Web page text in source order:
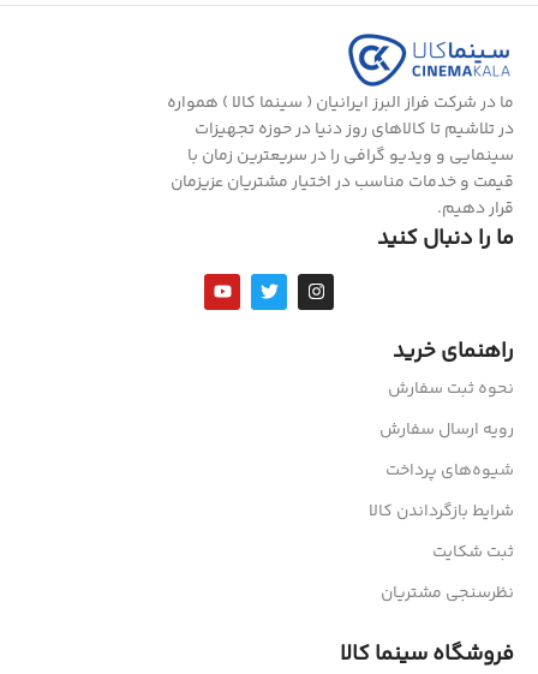
ما در شرکت فراز البرز ایرانیان ( سینما کالا ) همواره
در تلاشیم تا کالاهای روز دنیا در حوزه تجهیزات
سینمایی و ویدیو گرافی را در سریعترین زمان با
قیمت و خدمات مناسب در اختیار مشتریان عزیزمان
قرار دهیم.
ما را دنبال کنید
راهنمای خرید
نحوه ثبت سفارش
رویه ارسال سفارش
شیوه‌های پرداخت
شرایط بازگرداندن کالا
ثبت شکایت
نظرسنجی مشتریان
فروشگاه سینما کالا